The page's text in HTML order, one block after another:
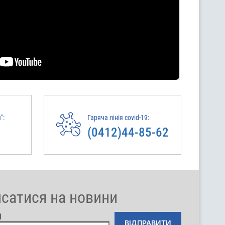
Гаряча лінія covid-19:
(0412)44-85-62
на новини